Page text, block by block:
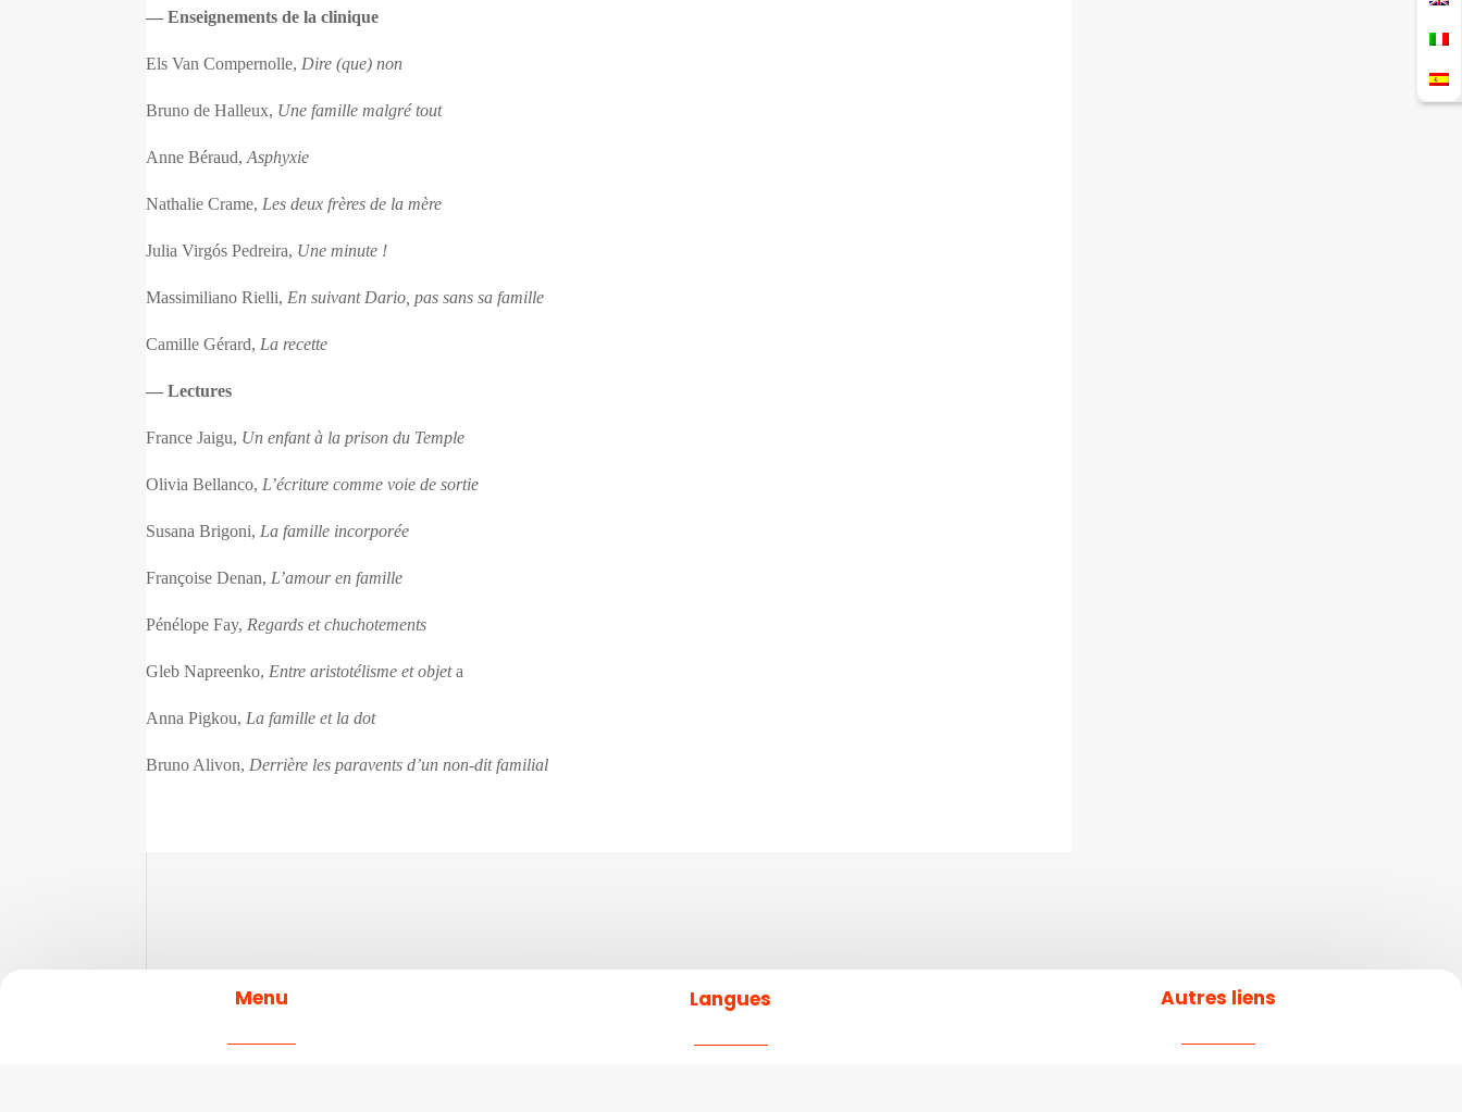
— Enseignements de la clinique
Els Van Compernolle, Dire (que) non
Bruno de Halleux, Une famille malgré tout
Anne Béraud, Asphyxie
Nathalie Crame, Les deux frères de la mère
Julia Virgós Pedreira, Une minute !
Massimiliano Rielli, En suivant Dario, pas sans sa famille
Camille Gérard, La recette
— Lectures
France Jaigu, Un enfant à la prison du Temple
Olivia Bellanco, L’écriture comme voie de sortie
Susana Brigoni, La famille incorporée
Françoise Denan, L’amour en famille
Pénélope Fay, Regards et chuchotements
Gleb Napreenko, Entre aristotélisme et objeta
Anna Pigkou, La famille et la dot
Bruno Alivon, Derrière les paravents d’un non-dit familial
Menu Langues Autres liens